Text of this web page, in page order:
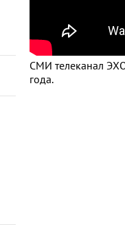
СМИ телеканал
года.